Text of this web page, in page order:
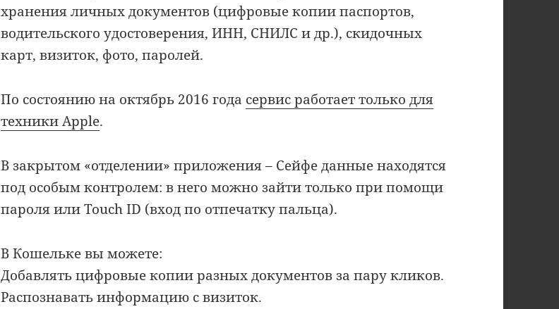
хранения личных документов (цифровые копии паспортов,
водительского удостоверения, ИНН, СНИЛС и др.), скидочных
карт, визиток, фото, паролей.
По состоянию на октябрь 2016 года сервис работает только для
техники Apple.
В закрытом «отделении» приложения – Сейфе данные находятся
под особым контролем: в него можно зайти только при помощи
пароля или Touch ID (вход по отпечатку пальца).
В Кошельке вы можете:
Добавлять цифровые копии разных документов за пару кликов.
Распознавать информацию с визиток.